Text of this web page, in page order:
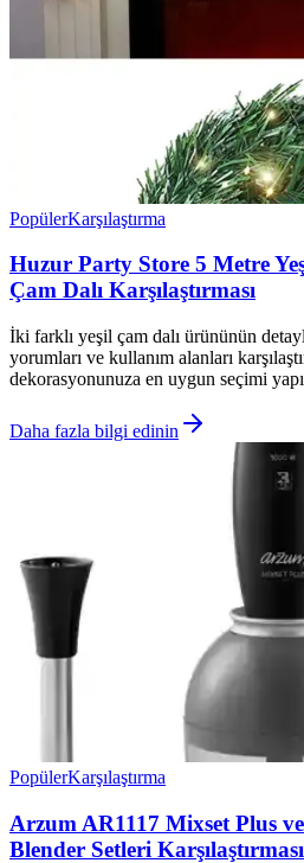
PopülerKarşılaştırma
Huzur Party Store 5 Metre
Çam Dalı Karşılaştırması
İki farklı yeşil çam dalı ürününün
yorumları ve kullanım alanları
dekorasyonunuza en uygun seçimi
Daha fazla bilgi edinin
PopülerKarşılaştırma
Arzum AR1117 Mixset Plus
Blender Setleri Karşılaştırması